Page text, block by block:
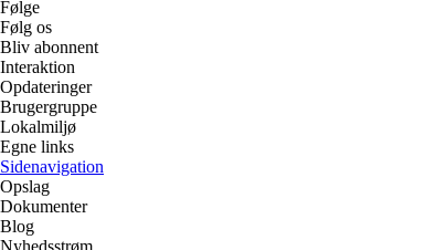
Følge
Følg os
Bliv abonnent
Interaktion
Opdateringer
Brugergruppe
Lokalmiljø
Egne links
Sidenavigation
Opslag
Dokumenter
Blog